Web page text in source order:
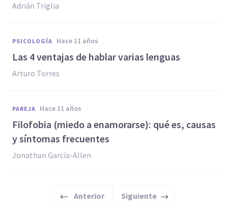
Adrián Triglia
PSICOLOGÍA hace 11 años
Las 4 ventajas de hablar varias lenguas
Arturo Torres
PAREJA hace 11 años
Filofobia (miedo a enamorarse): qué es, causas
y síntomas frecuentes
Jonathan García-Allen
Anterior Siguiente